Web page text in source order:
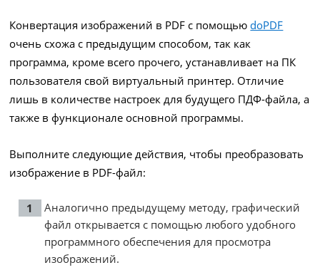
Конвертация изображений в PDF с помощьюdoPDF
очень схожа с предыдущим способом, так как
программа, кроме всего прочего, устанавливает на ПК
пользователя свой виртуальный принтер. Отличие
лишь в количестве настроек для будущего ПДФ-файла, а
также в функционале основной программы.
Выполните следующие действия, чтобы преобразовать
изображение в PDF-файл:
Аналогично предыдущему методу, графический
файл открывается с помощью любого удобного
программного обеспечения для просмотра
изображений.